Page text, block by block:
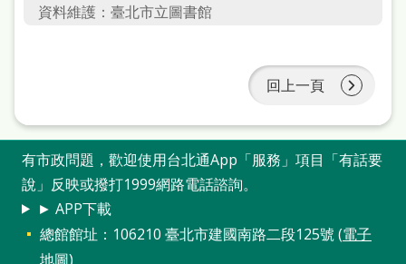
全
政
政
資料維護：臺北市立圖書館
回上一頁
有市政問題，歡迎使用台北通App「服務」項目「有話要
說」反映或撥打1999網路電話諮詢。
► APP下載
總館館址：106210 臺北市建國南路二段125號 (電子
地圖)